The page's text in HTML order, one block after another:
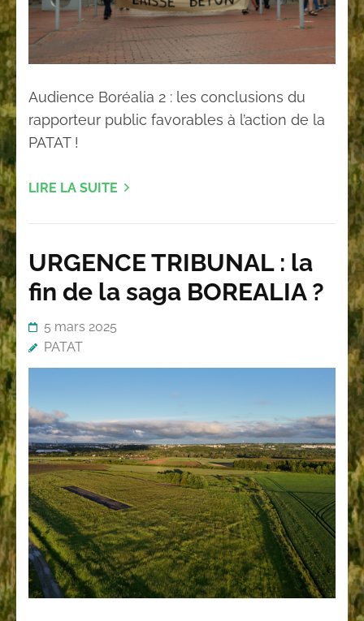
Audience Boréalia 2 : les conclusions du
rapporteur public favorables à l’action de la
PATAT !
LIRE LA SUITE
URGENCE TRIBUNAL : la
fin de la saga BOREALIA ?
5 mars 2025
PATAT